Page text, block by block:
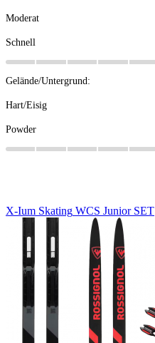
Moderat
Schnell
Gelände/Untergrund:
Hart/Eisig
Powder
X-Ium Skating WCS JuniorSET